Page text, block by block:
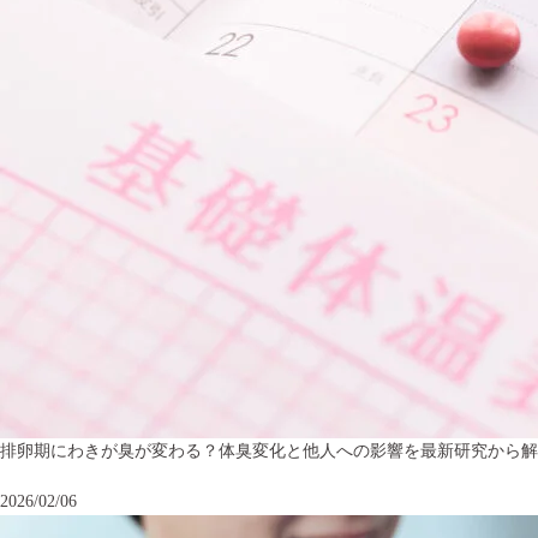
排卵期にわきが臭が変わる？体臭変化と他人への影響を最新研究から
2026/02/06